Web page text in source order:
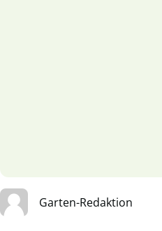
Garten-Redaktion